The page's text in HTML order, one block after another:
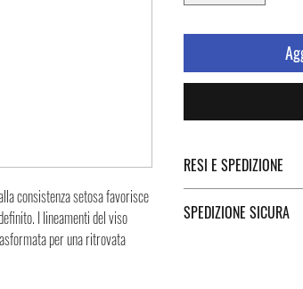
consistenza setosa favorisce
I lineamenti del viso
per una ritrovata
RESI E SPEDIZIONE
Spedizione cliccando i
SPEDIZIONE SICURA